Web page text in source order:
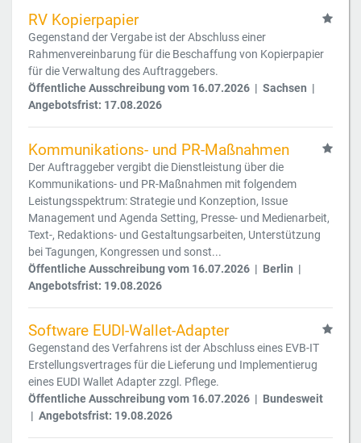
RV Kopierpapier
Gegenstand der Vergabe ist der Abschluss einer
Rahmenvereinbarung für die Beschaffung von Kopierpapier
für die Verwaltung des Auftraggebers.
Öffentliche Ausschreibung vom 16.07.2026 | Sachsen |
Angebotsfrist: 17.08.2026
Kommunikations- und PR-Maßnahmen
Der Auftraggeber vergibt die Dienstleistung über die
Kommunikations- und PR-Maßnahmen mit folgendem
Leistungsspektrum: Strategie und Konzeption, Issue
Management und Agenda Setting, Presse- und Medienarbeit,
Text-, Redaktions- und Gestaltungsarbeiten, Unterstützung
bei Tagungen, Kongressen und sonst...
Öffentliche Ausschreibung vom 16.07.2026 | Berlin |
Angebotsfrist: 19.08.2026
Software EUDI-Wallet-Adapter
Gegenstand des Verfahrens ist der Abschluss eines EVB-IT
Erstellungsvertrages für die Lieferung und Implementierug
eines EUDI Wallet Adapter zzgl. Pflege.
Öffentliche Ausschreibung vom 16.07.2026 | Bundesweit
| Angebotsfrist: 19.08.2026